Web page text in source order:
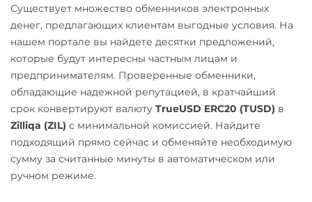
Ravencoin (RVN)
Ripple (XRP)
Shib
ERC20 BEP20
Solana (SOL)
StableUSD (USDS)
Starknet (STRK)
Газпромбанк RUB
Евразийский Банк KZT
ЕРИП Расчет BYN
Карта Unionpay CNY
Карта UZCARD UZS
Карта МИР RUB
Любой банк
Существует множество обменников электронных
денег, предлагающих клиентам выгодные условия. На
нашем портале вы найдете десятки предложений,
которые будут интересны частным лицам и
предпринимателям. Проверенные обменники,
обладающие надежной репутацией, в кратчайший
срок конвертируют валюту TrueUSD ERC20 (TUSD) в
Zilliqa (ZIL) с минимальной комиссией. Найдите
подходящий прямо сейчас и обменяйте необходимую
сумму за считанные минуты в автоматическом или
ручном режиме.